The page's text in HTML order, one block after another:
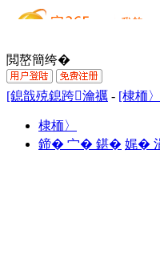
閲嶅簡绔�
[鎴戠殑鎴跨瀹禲 - [棣栭
棣栭〉
鍗� 宀� 鍖� 娓�